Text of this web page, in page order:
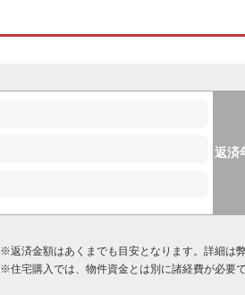
返済
※返済金額はあくまでも目安となります。詳細は
※住宅購入では、物件資金とは別に諸経費が必要